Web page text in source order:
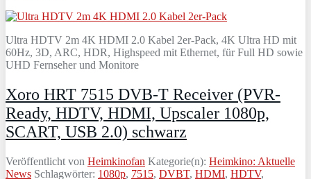
Ultra HDTV 2m 4K HDMI 2.0 Kabel 2er-Pack, 4K Ultra HD mit
60Hz, 3D, ARC, HDR, Highspeed mit Ethernet, für Full HD sowie
UHD Fernseher und Monitore
Xoro HRT 7515 DVB-T Receiver (PVR-
Ready, HDTV, HDMI, Upscaler 1080p,
SCART, USB 2.0) schwarz
Veröffentlicht von Heimkinofan Kategorie(n): Heimkino: Aktuelle
News Schlagwörter: 1080p, 7515, DVBT, HDMI, HDTV,